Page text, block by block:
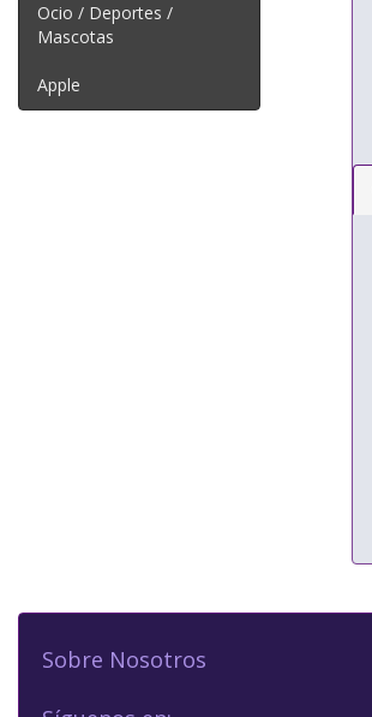
Ocio / Deportes /
Mascotas
Apple
Sobre Nosotros